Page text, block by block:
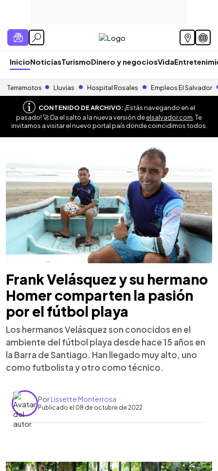
InicioNoticiasTurismoDinero y negociosVida
Terremotos Lluvias Hospital Rosales Empleos El Salvador
CONTENIDO DE ARCHIVO:¡Estás navegando en el
pasado! 🚀 Da el salto a la nueva versión deelsalvador.com . Te
invitamos a visitar el nuevo portal país donde coincidimos todos.
Frank Velásquez y su hermano
Homer comparten la pasión
por el fútbol playa
Los hermanos Velásquez son conocidos en el
ambiente del fútbol playa desde hace 15 años en
la Barra de Santiago. Han llegado muy alto, uno
como futbolista y otro como técnico.
PorLissette Monterrosa
Publicado el 08 de octubre de 2022
► Escuchar artículo